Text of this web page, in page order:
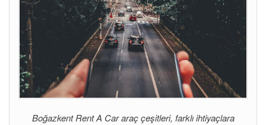
Boğazkent Rent A Car araç çeşitleri, farklı ihtiyaçlara